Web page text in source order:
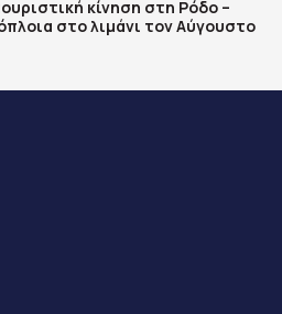
κίνηση στη Ρόδο –
στο λιμάνι τον Αύγουστο